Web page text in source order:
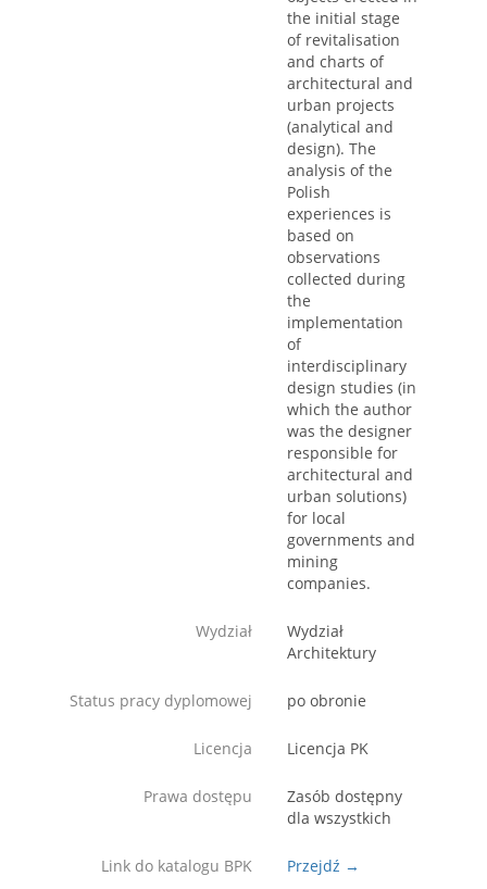
the initial stage
of revitalisation
and charts of
architectural and
urban projects
(analytical and
design). The
analysis of the
Polish
experiences is
based on
observations
collected during
the
implementation
of
interdisciplinary
design studies (in
which the author
was the designer
responsible for
architectural and
urban solutions)
for local
governments and
mining
companies.
Wydział
Wydział
Architektury
Status pracy dyplomowej po obronie
Licencja Licencja PK
Prawa dostępu
Zasób dostępny
dla wszystkich
Link do katalogu BPK Przejdź →